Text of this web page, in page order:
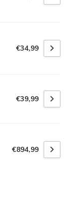
€34,99
€39,99
€894,99